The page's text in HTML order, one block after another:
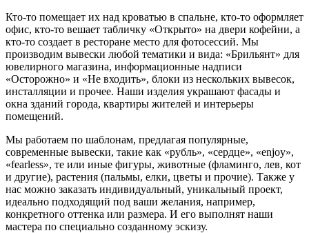
Кто-то помещает их над кроватью в спальне, кто-то оформляет
офис, кто-то вешает табличку «Открыто» на двери кофейни, а
кто-то создает в ресторане место для фотосессий. Мы
производим вывески любой тематики и вида: «Брильянт» для
ювелирного магазина, информационные надписи
«Осторожно» и «Не входить», блоки из нескольких вывесок,
инсталляции и прочее. Наши изделия украшают фасады и
окна зданий города, квартиры жителей и интерьеры
помещений.
Мы работаем по шаблонам, предлагая популярные,
современные вывески, такие как «рубль», «сердце», «enjoy»,
«fearless», те или иные фигуры, животные (фламинго, лев, кот
и другие), растения (пальмы, елки, цветы и прочие). Также у
нас можно заказать индивидуальный, уникальный проект,
идеально подходящий под ваши желания, например,
конкретного оттенка или размера. И его выполнят наши
мастера по специально созданному эскизу.